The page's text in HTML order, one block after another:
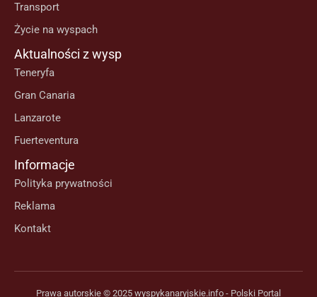
Transport
Życie na wyspach
Aktualności z wysp
Teneryfa
Gran Canaria
Lanzarote
Fuerteventura
Informacje
Polityka prywatności
Reklama
Kontakt
Prawa autorskie © 2025 wyspykanaryjskie.info - Polski Portal